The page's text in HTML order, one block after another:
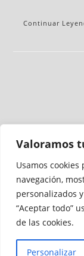
Valoramos
Usamos
navegación,
personalizados
“Aceptar todo”
de las cookies.
Personalizar
Continuar
Accesibilidad